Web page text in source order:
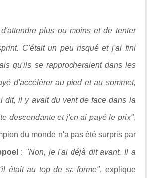
plus ou moins et de tenter
C'était un peu risqué et j'ai fini
qu'ils se rapprocheraient dans les
d'accélérer au pied et au sommet,
dit, il y avait du vent de face dans la
descendante et j'en ai payé le prix",
du monde n'a pas été surpris par
: "Non, je l'ai déjà dit avant. Il a
était au top de sa forme", explique